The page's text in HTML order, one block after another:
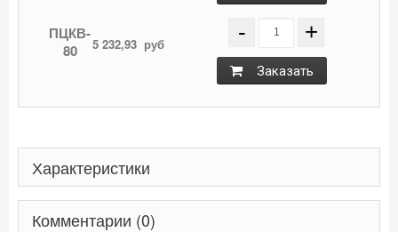
ПЦКВ-
80
5 232,93руб - +
Заказать
Характеристики
Комментарии (0)